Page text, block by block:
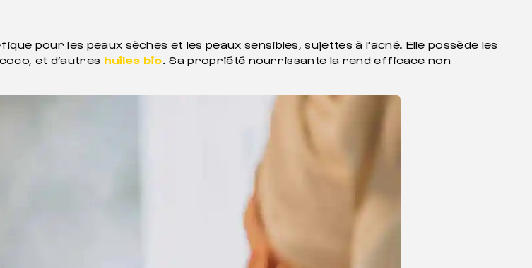
pour les peaux sèches et les peaux sensibles, sujettes à l’acné. Elle possède les
et d’autres huiles bio. Sa propriété nourrissante la rend efficace non